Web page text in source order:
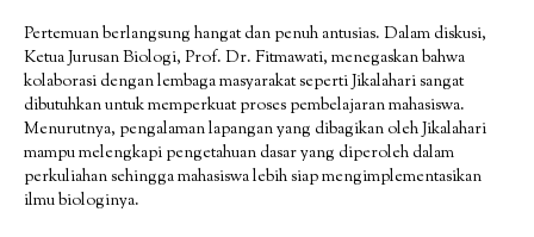
Pertemuan berlangsung hangat dan penuh antusias. Dalam diskusi,
Ketua Jurusan Biologi, Prof. Dr. Fitmawati, menegaskan bahwa
kolaborasi dengan lembaga masyarakat seperti Jikalahari sangat
dibutuhkan untuk memperkuat proses pembelajaran mahasiswa.
Menurutnya, pengalaman lapangan yang dibagikan oleh Jikalahari
mampu melengkapi pengetahuan dasar yang diperoleh dalam
perkuliahan sehingga mahasiswa lebih siap mengimplementasikan
ilmu biologinya.